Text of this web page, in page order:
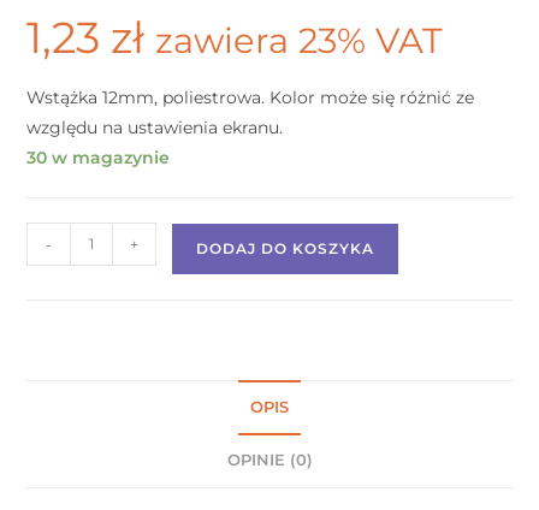
1,23 zł zawiera 23% VAT
Wstążka 12mm, poliestrowa. Kolor może się różnić ze
względu na ustawienia ekranu.
30 w magazynie
- + DODAJ DO KOSZYKA
OPIS
OPINIE (0)